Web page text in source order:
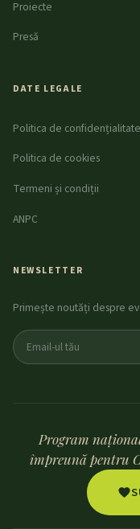
Proiecte
Presă
DATE LEGALE
Politica de confidențialitate
Politica de cookies
Termeni și condiții
ANPC
NEWSLETTER
Primește noutăți despre
Program
împreună pentru